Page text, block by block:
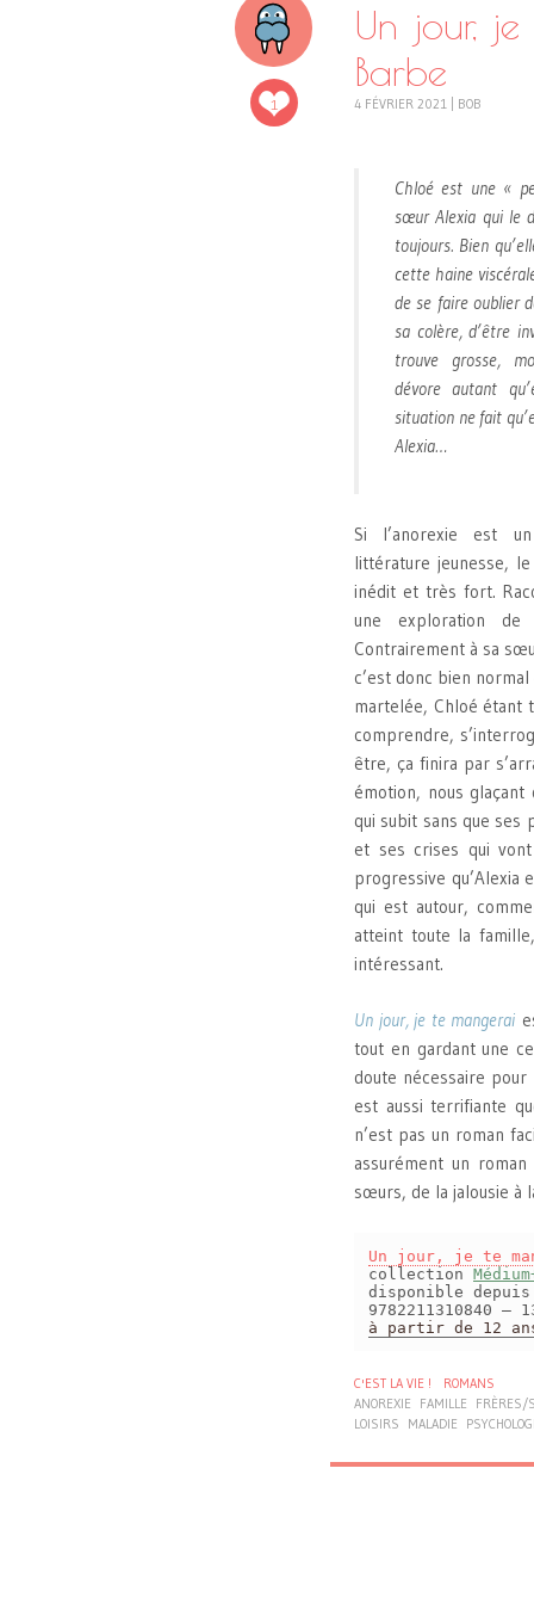
1
Un jour,
Barbe
4 FÉVRIER 2021 BOB
Chloé est une «
sœur Alexia qui le
toujours. Bien
cette haine
de se faire oublier
sa colère, d’être
trouve grosse,
dévore autant
situation ne fait
Alexia…
Si l’anorexie est
littérature jeunesse,
inédit et très fort.
une exploration
Contrairement à sa
c’est donc bien
martelée, Chloé étant
comprendre,
être, ça finira par
émotion, nous
qui subit sans que ses
et ses crises qui
progressive qu’Alexia
qui est autour,
atteint toute la
intéressant.
Un jour, je te mangerai
tout en gardant une
doute nécessaire
est aussi terrifiante
n’est pas un roman
assurément un
sœurs, de la jalousie à
Un jour, je te
collection
disponible
9782211310840 –
à partir de 12
C'EST LA VIE !
ROMANS
ANOREXIE
FAMILLE FRÈRES/
LOISIRS
MALADIE